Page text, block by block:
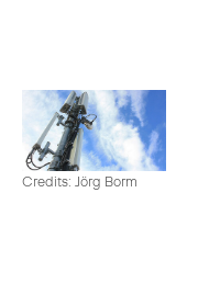
Credits: Jörg Borm